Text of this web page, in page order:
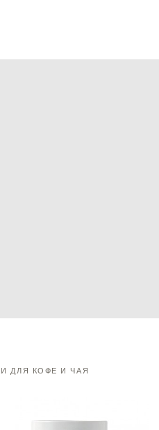
ДЛЯ КОФЕ И ЧАЯ